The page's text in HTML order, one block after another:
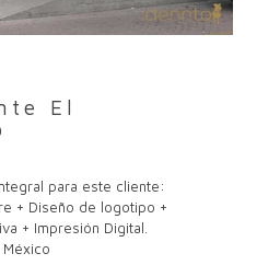
El
para este cliente:
+ Diseño de logotipo +
+ Impresión Digital.